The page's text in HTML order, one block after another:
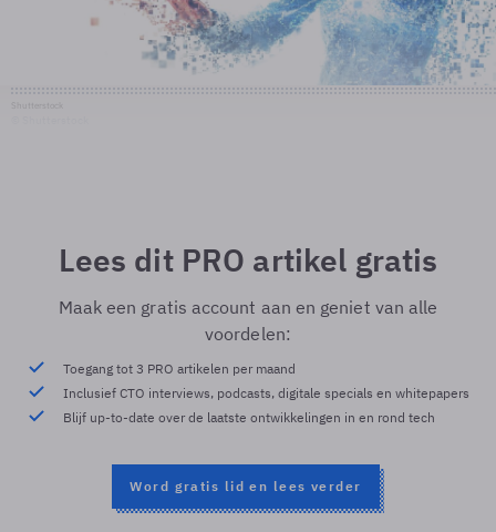
Lees dit PRO artikel gratis
Maak een gratis account aan en geniet van alle
voordelen:
Toegang tot 3 PRO artikelen per maand
Inclusief CTO interviews, podcasts, digitale specials en whitepapers
Blijf up-to-date over de laatste ontwikkelingen in en rond tech
Word gratis lid en lees verder